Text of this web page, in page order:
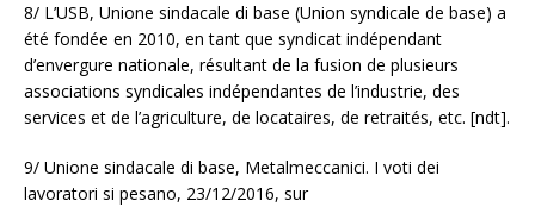
8/ L’USB, Unione sindacale di base (Union syndicale de base) a
été fondée en 2010, en tant que syndicat indépendant
d’envergure nationale, résultant de la fusion de plusieurs
associations syndicales indépendantes de l’industrie, des
services et de l’agriculture, de locataires, de retraités, etc. [ndt].
9/ Unione sindacale di base, Metalmeccanici. I voti dei
lavoratori si pesano, 23/12/2016, sur